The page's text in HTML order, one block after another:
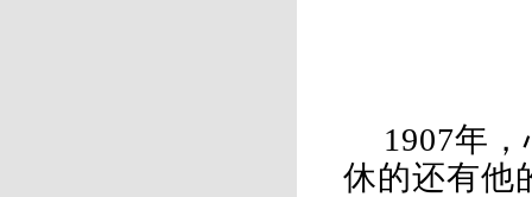
1907年
休的还有